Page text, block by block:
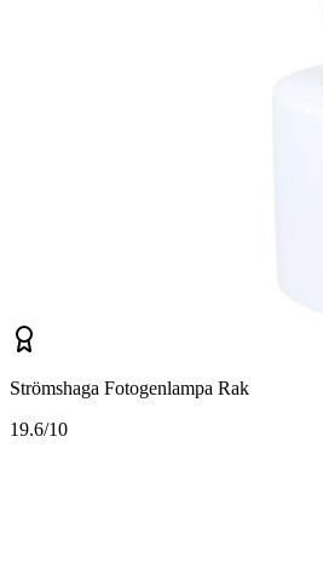
Strömshaga Fotogenlampa Rak
19.6/10